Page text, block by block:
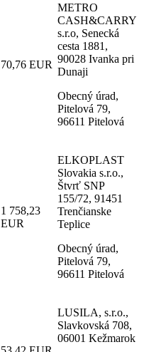
70,76 EUR
METRO
CASH&CARRY
s.r.o, Senecká
cesta 1881,
90028 Ivanka pri
Dunaji
Obecný úrad,
Pitelová 79,
96611 Pitelová
1 758,23
EUR
ELKOPLAST
Slovakia s.r.o.,
Štvrť SNP
155/72, 91451
Trenčianske
Teplice
Obecný úrad,
Pitelová 79,
96611 Pitelová
LUSILA, s.r.o.,
Slavkovská 708,
06001 Kežmarok